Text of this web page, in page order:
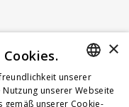
GERMAN
×
unserer
unserer Webseite
gemäß unserer Cookie-